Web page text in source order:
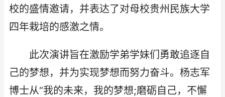
校的盛情邀请，并表达了对母校贵州民族大学
四年栽培的感激之情。
此次演讲旨在激励学弟学妹们勇敢追逐自
己的梦想，并为实现梦想而努力奋斗。杨志军
博士从“我的未来，我的梦想;磨砺自己，不懈